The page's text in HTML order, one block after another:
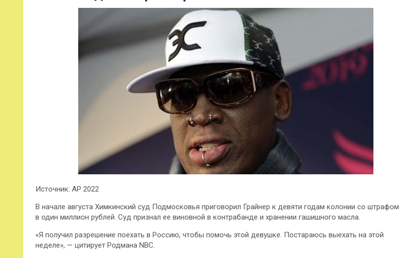
Источник: AP 2022
В начале августа Химкинский суд Подмосковья приговорил Грайнер к девяти годам колонии со штрафом
в один миллион рублей. Суд признал ее виновной в контрабанде и хранении гашишного масла.
«Я получил разрешение поехать в Россию, чтобы помочь этой девушке. Постараюсь выехать на этой
неделе», — цитирует Родмана NBC.